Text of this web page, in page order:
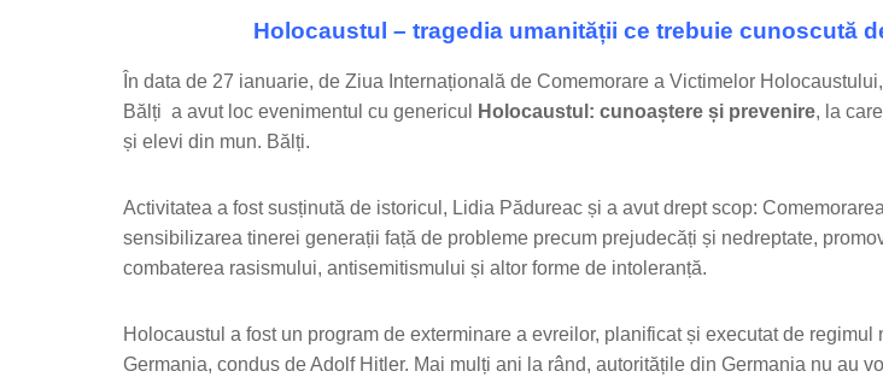
Holocaustul – tragedia umanității ce trebuie cunoscută
În data de 27 ianuarie, de Ziua Internațională de Comemorare a Victimelor
Bălți a avut loc evenimentul cu genericul
Holocaustul: cunoaștere și prevenire, la
și elevi din mun. Bălți.
Activitatea a fost susținută de istoricul, Lidia Pădureac și a avut drept scop:
sensibilizarea tinerei generații față de probleme precum prejudecăți și nedreptate,
combaterea rasismului, antisemitismului și altor forme de intoleranță.
Holocaustul a fost un program de exterminare a evreilor, planificat și executat de regimul
Germania, condus de Adolf Hitler. Mai mulți ani la rând, autoritățile din Germania nu au